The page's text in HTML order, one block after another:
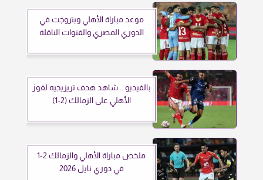
موعد مباراة الأهلي وبتروجت في
الدوري المصري والقنوات الناقلة
بالفيديو .. شاهد هدف تريزيجيه لفوز
الأهلي على الزمالك (2-1)
ملخص مباراة الأهلي والزمالك 2-1
في دوري نايل 2026